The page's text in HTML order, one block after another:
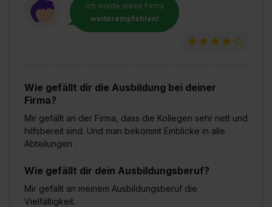
Ich würde diese Firma
weiterempfehlen!
Wie gefällt dir die Ausbildung bei deiner
Firma?
Mir gefällt an der Firma, dass die Kollegen sehr nett und
hilfsbereit sind. Und man bekommt Einblicke in alle
Abteilungen .
Wie gefällt dir dein Ausbildungsberuf?
Mir gefällt an meinem Ausbildungsberuf die
Vielfältigkeit.